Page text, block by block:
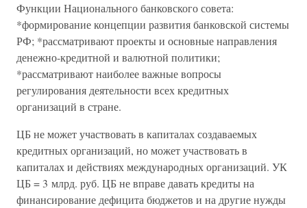
Функции Национального банковского совета:
*формирование концепции развития банковской системы
РФ; *рассматривают проекты и основные направления
денежно-кредитной и валютной политики;
*рассматривают наиболее важные вопросы
регулирования деятельности всех кредитных
организаций в стране.
ЦБ не может участвовать в капиталах создаваемых
кредитных организаций, но может участвовать в
капиталах и действиях международных организаций. УК
ЦБ = 3 млрд. руб. ЦБ не вправе давать кредиты на
финансирование дефицита бюджетов и на другие нужды